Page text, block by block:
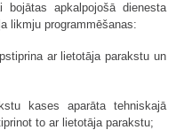
bojātas apkalpojošā dienesta
likmju programmēšanas:
ar lietotāja parakstu un
kases aparāta tehniskajā
to ar lietotāja parakstu;